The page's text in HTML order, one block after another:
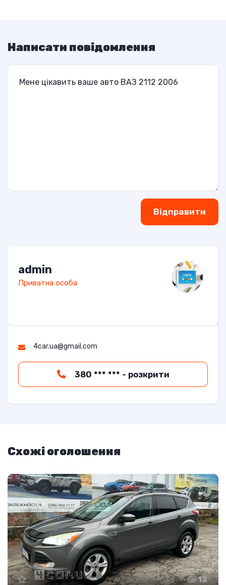
Написати повідомлення
Відправити
admin
Приватна особа
4car.ua@gmail.com
380 *** *** - розкрити
Схожі оголошення
12